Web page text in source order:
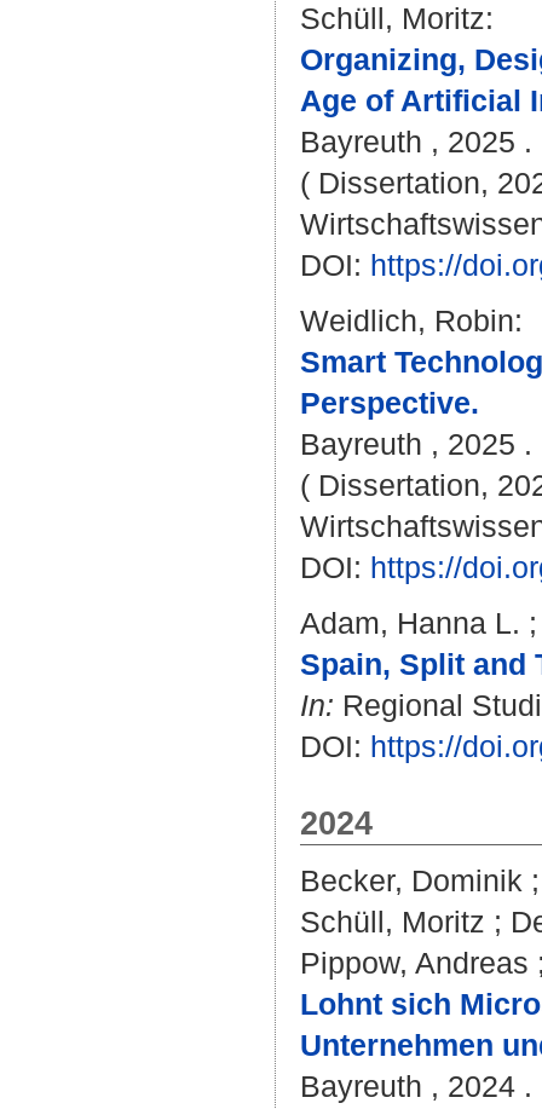
Schüll, Moritz:
Organizing,
Age of Artificial
Bayreuth , 2025
( Dissertation,
DOI: https://
Weidlich, Robin:
Smart
Perspective.
Bayreuth , 2025 .
( Dissertation,
DOI: https://
Adam, Hanna L.
Spain, Split and
In: Regional
DOI: https://
2024
Becker, Dominik
Schüll, Moritz ;
Pippow, Andreas
Lohnt sich
Unternehmen
Bayreuth , 2024